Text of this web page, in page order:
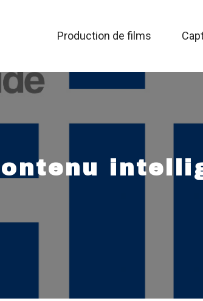
Production de films